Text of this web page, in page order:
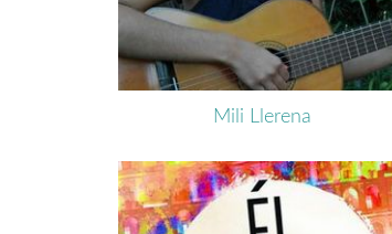
Mili Llerena